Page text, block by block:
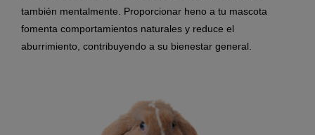
también mentalmente. Proporcionar heno a tu mascota
fomenta comportamientos naturales y reduce el
aburrimiento, contribuyendo a su bienestar general.